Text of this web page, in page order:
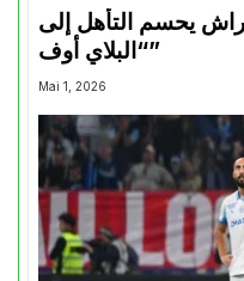
يحسم التأهل إلى
“البلاي أوف”
Mai 1, 2026